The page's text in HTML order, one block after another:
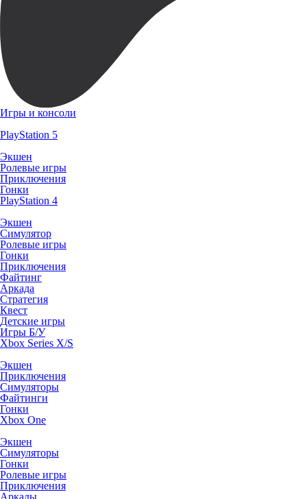
Игры и консоли
PlayStation 5
Экшен
Ролевые игры
Приключения
Гонки
PlayStation 4
Экшен
Симулятор
Ролевые игры
Гонки
Приключения
Файтинг
Аркада
Стратегия
Квест
Детские игры
Игры Б/У
Xbox Series X/S
Экшен
Приключения
Симуляторы
Файтинги
Гонки
Xbox One
Экшен
Симуляторы
Гонки
Ролевые игры
Приключения
Аркады